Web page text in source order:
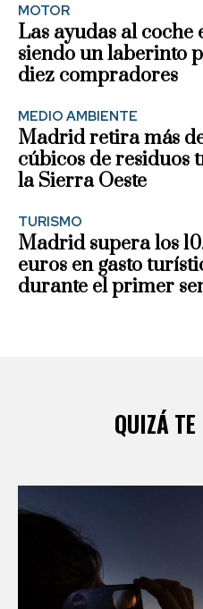
MOTOR
Las ayudas al coche
siendo un laberinto
diez compradores
MEDIO AMBIENTE
Madrid retira más
cúbicos de residuos
la Sierra Oeste
TURISMO
Madrid supera los
euros en gasto
durante el primer
QUIZÁ TE